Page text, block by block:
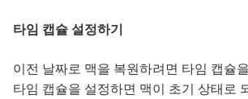
타임 캡슐 설정하기
이전 날짜로 맥을 복원하려면 타임 캡슐
타임 캡슐을 설정하면 맥이 초기 상태로